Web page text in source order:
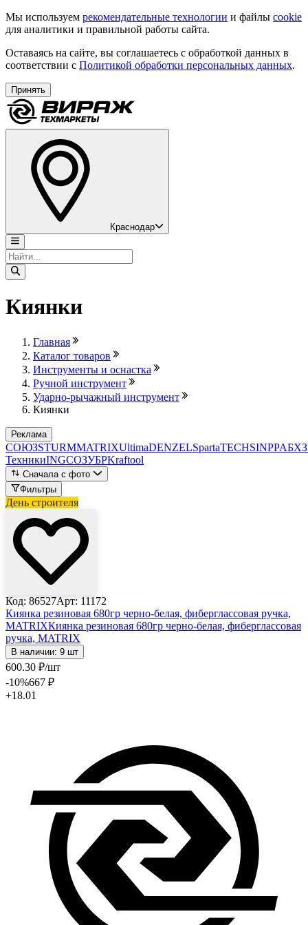
Мы используем рекомендательные технологии и файлы cookie
для аналитики и правильной работы сайта.
Оставаясь на сайте, вы соглашаетесь с обработкой данных в
соответствии с Политикой обработки персональных данных.
Принять
Краснодар
Киянки
Главная
Каталог товаров
Инструменты и оснастка
Ручной инструмент
Ударно-рычажный инструмент
Киянки
Реклама
СОЮЗSTURMMATRIXUltimaDENZELSpartaTECHSINPPAБХЗ
ТехникиINGCOЗУБРKraftool
Сначала с фото
Фильтры
День строителя
Код: 86527Арт: 11172
Киянка резиновая 680гр черно-белая, фиберглассовая ручка,
MATRIXКиянка резиновая 680гр черно-белая, фиберглассовая
ручка, MATRIX
В наличии: 9 шт
600.30 ₽/шт
-10%667 ₽
+18.01